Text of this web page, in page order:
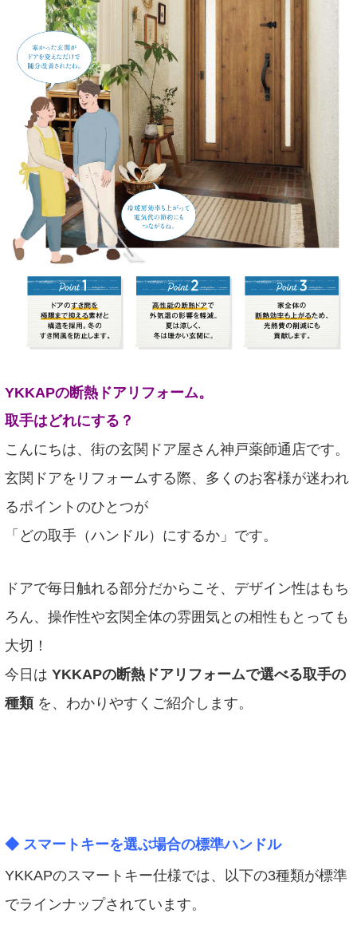
YKKAPの断熱ドアリフォーム。
取手はどれにする？
こんにちは、街の玄関ドア屋さん神戸薬師通店です。
玄関ドアをリフォームする際、多くのお客様が迷われ
るポイントのひとつが
「どの取手（ハンドル）にするか」です。
ドアで毎日触れる部分だからこそ、デザイン性はもち
ろん、操作性や玄関全体の雰囲気との相性もとっても
大切！
今日は YKKAPの断熱ドアリフォームで選べる取手の
種類を、わかりやすくご紹介します。
◆ スマートキーを選ぶ場合の標準ハンドル
YKKAPのスマートキー仕様では、以下の3種類が標準
でラインナップされています。